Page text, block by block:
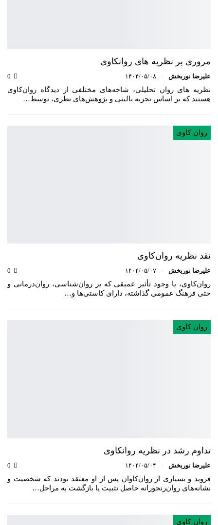
مروری بر نظریه های روانکاوی
علیرضا نوربخش ۱۴۰۴/۰۵/۰۸
نظریه های روان تحلیلی، شاخه‌های مختلفی از دیدگاه روان‌کاوی
هستند که بر اساس تجربه بالینی و پژوهش‌های نظری، توسط…
روان کاوی
نقد نظریه روان‌کاوی
علیرضا نوربخش ۱۴۰۴/۰۵/۰۷
روان‌کاوی، با وجود تأثیر عمیقی که بر روان‌شناسی، روان‌درمانی و
حتی فرهنگ عمومی گذاشته، دارای کاستی‌ها و…
روان کاوی
تداوم رشد در نظریه روانکاوی
علیرضا نوربخش ۱۴۰۴/۰۵/۰۴
فروید و بسیاری از روان‌کاوان پس از او معتقد بودند که شخصیت و
نشانه‌های روان‌رنجورانه حاصل تثبیت یا بازگشت به مراحل…
روان کاوی